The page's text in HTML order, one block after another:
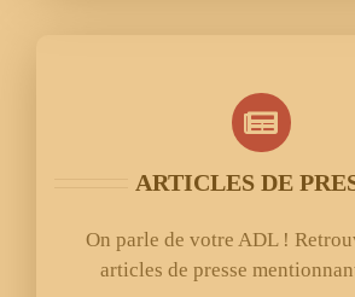
ARTICLES DE
On parle de votre ADL !
articles de presse